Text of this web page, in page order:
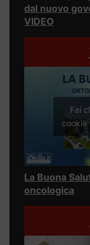
dal nuovo
VIDEO
Fai
cookie
La Buona
oncologica